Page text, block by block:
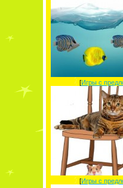
[Игры с
[Игры с